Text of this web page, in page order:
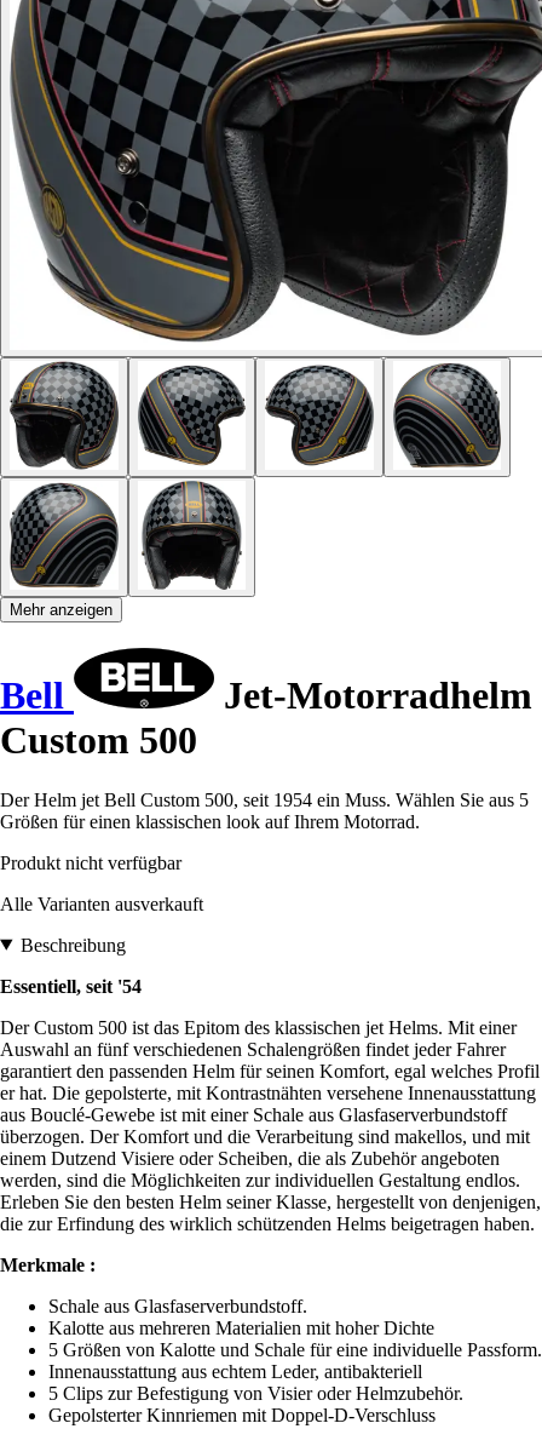
Mehr anzeigen
Bell
Jet-Motorradhelm
Custom 500
Der Helm jet Bell Custom 500, seit 1954 ein Muss. Wählen Sie aus 5
Größen für einen klassischen look auf Ihrem Motorrad.
Produkt nicht verfügbar
Alle Varianten ausverkauft
Beschreibung
Essentiell, seit '54
Der Custom 500 ist das Epitom des klassischen jet Helms. Mit einer
Auswahl an fünf verschiedenen Schalengrößen findet jeder Fahrer
garantiert den passenden Helm für seinen Komfort, egal welches Profil
er hat. Die gepolsterte, mit Kontrastnähten versehene Innenausstattung
aus Bouclé-Gewebe ist mit einer Schale aus Glasfaserverbundstoff
überzogen. Der Komfort und die Verarbeitung sind makellos, und mit
einem Dutzend Visiere oder Scheiben, die als Zubehör angeboten
werden, sind die Möglichkeiten zur individuellen Gestaltung endlos.
Erleben Sie den besten Helm seiner Klasse, hergestellt von denjenigen,
die zur Erfindung des wirklich schützenden Helms beigetragen haben.
Merkmale :
Schale aus Glasfaserverbundstoff.
Kalotte aus mehreren Materialien mit hoher Dichte
5 Größen von Kalotte und Schale für eine individuelle Passform.
Innenausstattung aus echtem Leder, antibakteriell
5 Clips zur Befestigung von Visier oder Helmzubehör.
Gepolsterter Kinnriemen mit Doppel-D-Verschluss